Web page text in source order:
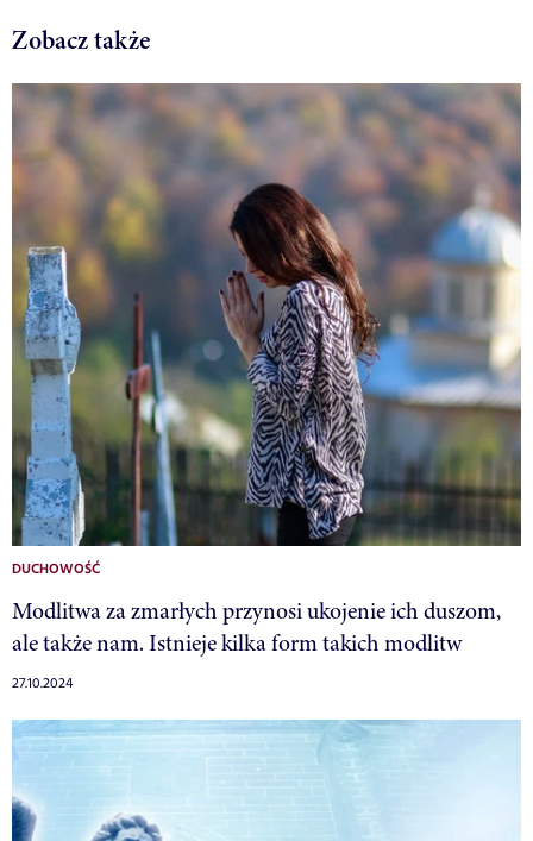
Zobacz także
DUCHOWOŚĆ
Modlitwa za zmarłych przynosi ukojenie ich duszom,
ale także nam. Istnieje kilka form takich modlitw
27.10.2024